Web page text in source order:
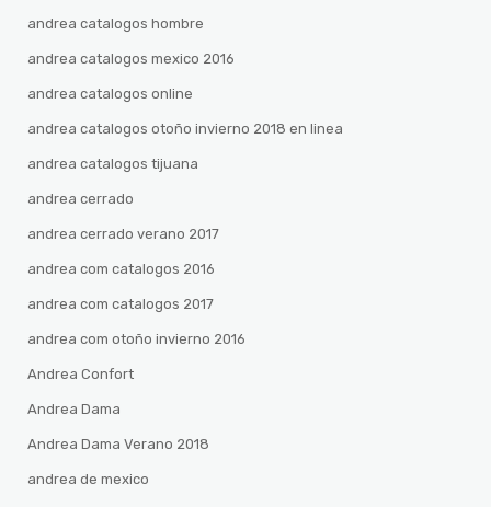
andrea catalogos hombre
andrea catalogos mexico 2016
andrea catalogos online
andrea catalogos otoño invierno 2018 en linea
andrea catalogos tijuana
andrea cerrado
andrea cerrado verano 2017
andrea com catalogos 2016
andrea com catalogos 2017
andrea com otoño invierno 2016
Andrea Confort
Andrea Dama
Andrea Dama Verano 2018
andrea de mexico